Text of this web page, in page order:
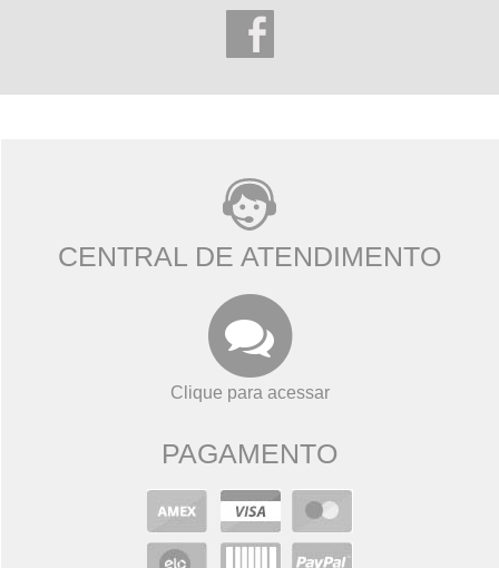
CENTRAL DE ATENDIMENTO
Clique para acessar
PAGAMENTO